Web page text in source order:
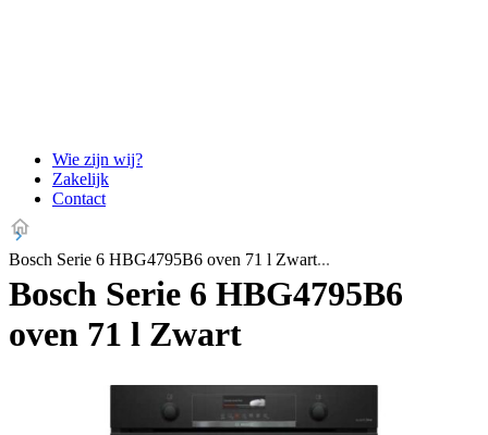
Wie zijn wij?
Zakelijk
Contact
Bosch Serie 6 HBG4795B6 oven 71 l Zwart
Bosch Serie 6 HBG4795B6
oven 71 l Zwart